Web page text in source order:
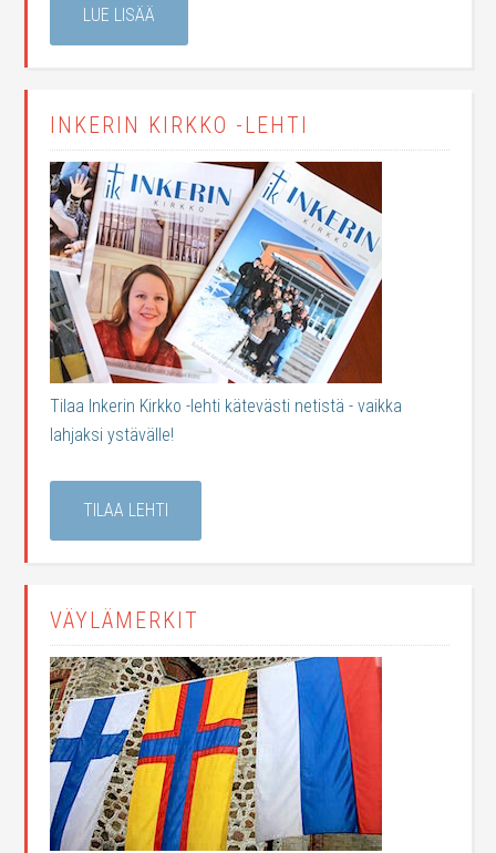
LUE LISÄÄ
INKERIN KIRKKO -LEHTI
Tilaa Inkerin Kirkko -lehti kätevästi netistä - vaikka
lahjaksi ystävälle!
TILAA LEHTI
VÄYLÄMERKIT